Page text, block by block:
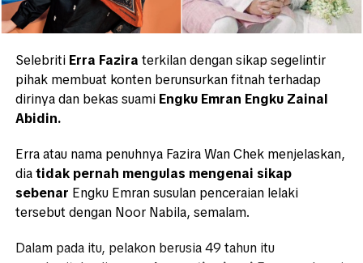
Selebriti Erra Fazira terkilan dengan sikap segelintir
pihak membuat konten berunsurkan fitnah terhadap
dirinya dan bekas suami Engku Emran Engku Zainal
Abidin.
Erra atau nama penuhnya Fazira Wan Chek menjelaskan,
diatidak pernah mengulas mengenai sikap
sebenar Engku Emran susulan penceraian lelaki
tersebut dengan Noor Nabila, semalam.
Dalam pada itu, pelakon berusia 49 tahun itu